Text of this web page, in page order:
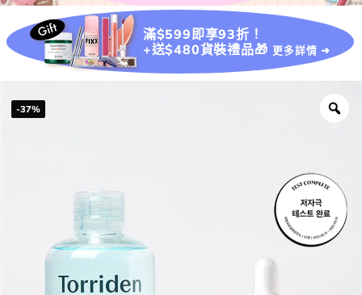
滿$599即享93折！
+送$480貨裝禮品🎁 更多詳情 ➜
-37%